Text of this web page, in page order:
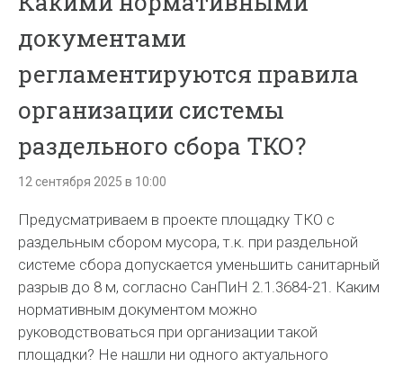
документами
регламентируются правила
организации системы
раздельного сбора ТКО?
12 сентября 2025 в 10:00
Предусматриваем в проекте площадку ТКО с
раздельным сбором мусора, т.к. при раздельной
системе сбора допускается уменьшить санитарный
разрыв до 8 м, согласно СанПиН 2.1.3684-21. Каким
нормативным документом можно
руководствоваться при организации такой
площадки? Не нашли ни одного актуального